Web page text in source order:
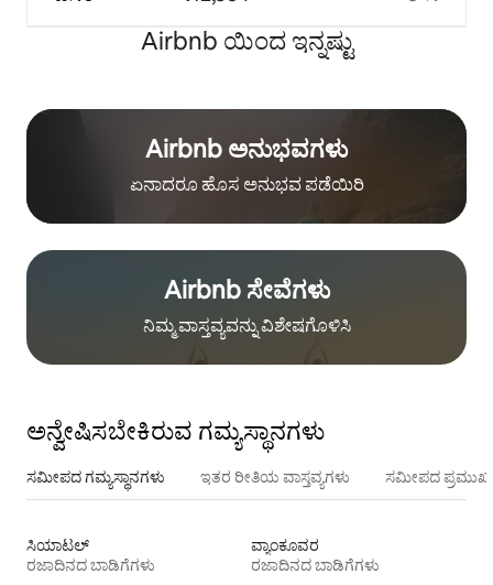
Airbnb ಯಿಂದ ಇನ್ನಷ್ಟು
Airbnb ಅನುಭವಗಳು
ಏನಾದರೂ ಹೊಸ ಅನುಭವ ಪಡೆಯಿರಿ
Airbnb ಸೇವೆಗಳು
ನಿಮ್ಮ ವಾಸ್ತವ್ಯವನ್ನು ವಿಶೇಷಗೊಳಿಸಿ
ಅನ್ವೇಷಿಸಬೇಕಿರುವ ಗಮ್ಯಸ್ಥಾನಗಳು
ಸಮೀಪದ ಗಮ್ಯಸ್ಥಾನಗಳು ಇತರ ರೀತಿಯ ವಾಸ್ತವ್ಯಗಳು ಸಮೀಪದ ಪ್ರಮುಖ
ಸಿಯಾಟಲ್
ರಜಾದಿನದ ಬಾಡಿಗೆಗಳು
ವ್ಯಾಂಕೂವರ
ರಜಾದಿನದ ಬಾಡಿಗೆಗಳು